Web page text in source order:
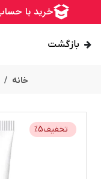
بازگشت
خانه
تخفیف %5